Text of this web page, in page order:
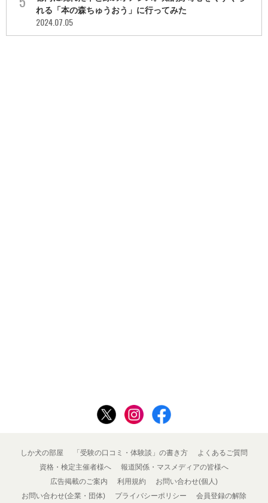
れる「本の森ちゅうおう」に行ってみた
2024.07.05
しか犬の部屋 「受験の口コミ・体験談」の書き方
よくあるご質問
資格・検定主催者様へ
報道関係・マスメディアの皆様へ
広告掲載のご案内
利用規約
お問い合わせ(個人)
お問い合わせ(企業・団体)
プライバシーポリシー 会員登録の解除